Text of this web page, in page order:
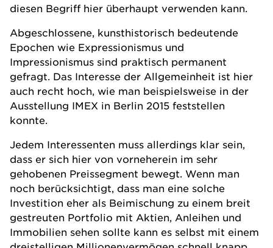
diesen Begriff hier überhaupt verwenden kann.
Abgeschlossene, kunsthistorisch bedeutende
Epochen wie Expressionismus und
Impressionismus sind praktisch permanent
gefragt. Das Interesse der Allgemeinheit ist hier
auch recht hoch, wie man beispielsweise in der
Ausstellung IMEX in Berlin 2015 feststellen
konnte.
Jedem Interessenten muss allerdings klar sein,
dass er sich hier von vorneherein im sehr
gehobenen Preissegment bewegt. Wenn man
noch berücksichtigt, dass man eine solche
Investition eher als Beimischung zu einem breit
gestreuten Portfolio mit Aktien, Anleihen und
Immobilien sehen sollte kann es selbst mit einem